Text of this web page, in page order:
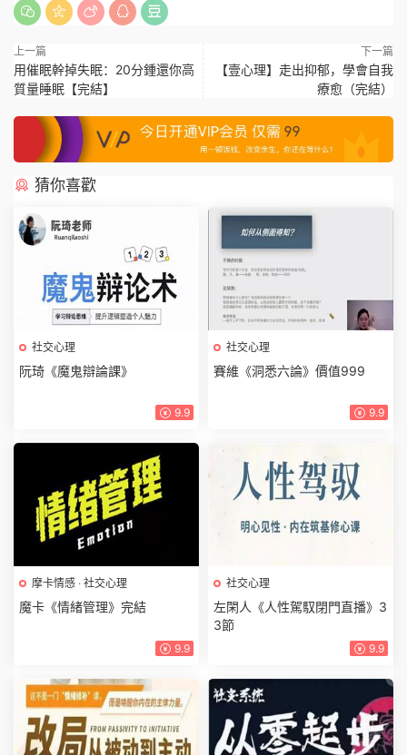
上一篇
用催眠幹掉失眠：20分鍾還你高
質量睡眠【完結】
下一篇
【壹心理】走出抑郁，學會自我
療愈（完結）
猜你喜歡
社交心理
阮琦《魔鬼辯論課》
9.9
社交心理
賽維《洞悉六論》價值999
9.9
摩卡情感 · 社交心理
魔卡《情緒管理》完結
9.9
社交心理
左閑人《人性駕馭閉門直播》3
3節
9.9